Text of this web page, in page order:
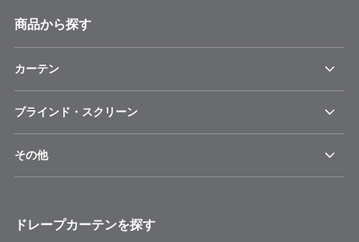
商品から探す
カーテン
ブラインド・スクリーン
その他
ドレープカーテンを探す